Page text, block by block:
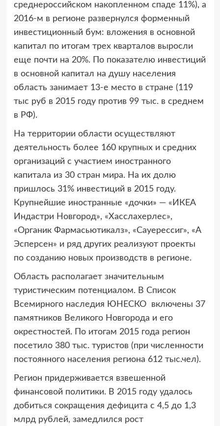
среднероссийском накопленном спаде 11%), а
2016-м в регионе развернулся форменный
инвестиционный бум: вложения в основной
капитал по итогам трех кварталов выросли
еще почти на 20%. По показателю инвестиций
в основной капитал на душу населения
область занимает 13-е место в стране (119
тыс руб в 2015 году против 99 тыс. в среднем
в РФ).
На территории области осуществляют
деятельность более 160 крупных и средних
организаций с участием иностранного
капитала из 30 стран мира. На их долю
пришлось 31% инвестиций в 2015 году.
Крупнейшие иностранные «дочки» — «ИКЕА
Индастри Новгород», «Хасслахерлес»,
«Органик Фармасьютикалз», «Сауерессиг», «А
Эсперсен» и ряд других реализуют проекты
по созданию новых производств в регионе.
Область располагает значительным
туристическим потенциалом. В Список
Всемирного наследия ЮНЕСКО включены 37
памятников Великого Новгорода и его
окрестностей. По итогам 2015 года регион
посетило 380 тыс. туристов (при численности
постоянного населения региона 612 тыс.чел).
Регион придерживается взвешенной
финансовой политики. В 2015 году удалось
добиться сокращения дефицита с 4,5 до 1,3
млрд рублей, замедлился рост